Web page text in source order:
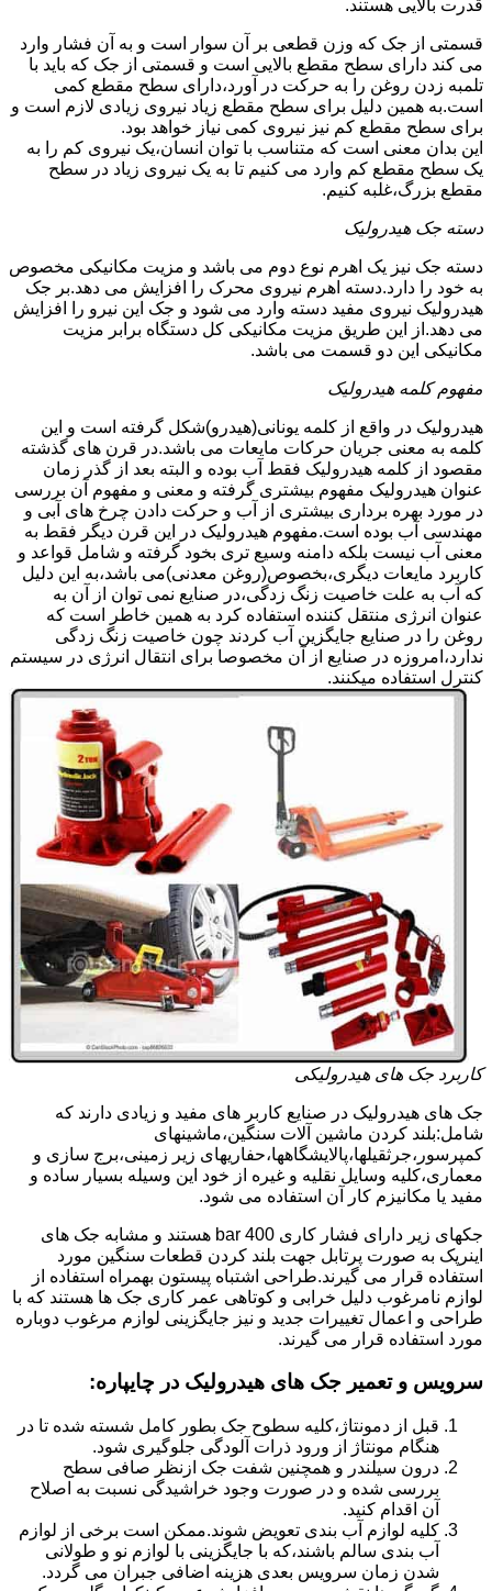
قدرت بالایی هستند.
قسمتی از جک که وزن قطعی بر آن سوار است و به آن فشار وارد
می کند دارای سطح مقطع بالایی است و قسمتی از جک که باید با
تلمبه زدن روغن را به حرکت در آورد،دارای سطح مقطع کمی
است.به همین دلیل برای سطح مقطع زیاد نیروی زیادی لازم است و
برای سطح مقطع کم نیز نیروی کمی نیاز خواهد بود.
این بدان معنی است که متناسب با توان انسان،یک نیروی کم را به
یک سطح مقطع کم وارد می کنیم تا به یک نیروی زیاد در سطح
مقطع بزرگ،غلبه کنیم.
دسته جک هیدرولیک
دسته جک نیز یک اهرم نوع دوم می باشد و مزیت مکانیکی مخصوص
به خود را دارد.دسته اهرم نیروی محرک را افزایش می دهد.بر جک
هیدرولیک نیروی مفید دسته وارد می شود و جک این نیرو را افزایش
می دهد.از این طریق مزیت مکانیکی کل دستگاه برابر مزیت
مکانیکی این دو قسمت می باشد.
مفهوم کلمه هیدرولیک
هیدرولیک در واقع از کلمه یونانی(هیدرو)شکل گرفته است و این
کلمه به معنی جریان حرکات مایعات می باشد.در قرن های گذشته
مقصود از کلمه هیدرولیک فقط آب بوده و البته بعد از گذر زمان
عنوان هیدرولیک مفهوم بیشتری گرفته و معنی و مفهوم آن بررسی
در مورد بهره برداری بیشتری از آب و حرکت دادن چرخ های آبی و
مهندسی آب بوده است.مفهوم هیدرولیک در این قرن دیگر فقط به
معنی آب نیست بلکه دامنه وسیع تری بخود گرفته و شامل قواعد و
کاربرد مایعات دیگری،بخصوص(روغن معدنی)می باشد،به این دلیل
که آب به علت خاصیت زنگ زدگی،در صنایع نمی توان از آن به
عنوان انرژی منتقل کننده استفاده کرد به همین خاطر است که
روغن را در صنایع جایگزین آب کردند چون خاصیت زنگ زدگی
ندارد،امروزه در صنایع از آن مخصوصا برای انتقال انرژی در سیستم
کنترل استفاده میکنند.
کاربرد جک های هیدرولیکی
جک های هیدرولیک در صنایع کاربر های مفید و زیادی دارند که
شامل:بلند کردن ماشین آلات سنگین،ماشینهای
کمپرسور،جرثقیلها،پالایشگاهها،حفاریهای زیر زمینی،برج سازی و
معماری،کلیه وسایل نقلیه و غیره از خود این وسیله بسیار ساده و
مفید یا مکانیزم کار آن استفاده می شود.
جکهای زیر دارای فشار کاری 400 bar هستند و مشابه جک های
اینرپک به صورت پرتابل جهت بلند کردن قطعات سنگین مورد
استفاده قرار می گیرند.طراحی اشتباه پیستون بهمراه استفاده از
لوازم نامرغوب دلیل خرابی و کوتاهی عمر کاری جک ها هستند که با
طراحی و اعمال تغییرات جدید و نیز جایگزینی لوازم مرغوب دوباره
مورد استفاده قرار می گیرند.
سرویس و تعمیر جک های هیدرولیک در چایپاره:
قبل از دمونتاژ،کلیه سطوح جک بطور کامل شسته شده تا در
هنگام مونتاژ از ورود ذرات آلودگی جلوگیری شود.
درون سیلندر و همچنین شفت جک ازنظر صافی سطح
بررسی شده و در صورت وجود خراشیدگی نسبت به اصلاح
آن اقدام کنید.
کلیه لوازم آب بندی تعویض شوند.ممکن است برخی از لوازم
آب بندی سالم باشند،که با جایگزینی با لوازم نو و طولانی
شدن زمان سرویس بعدی هزینه اضافی جبران می گردد.